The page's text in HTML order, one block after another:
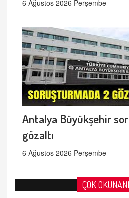
6 Ağustos 2026 Perşembe
Antalya Büyükşehir
gözaltı
6 Ağustos 2026 Perşembe
ÇOK